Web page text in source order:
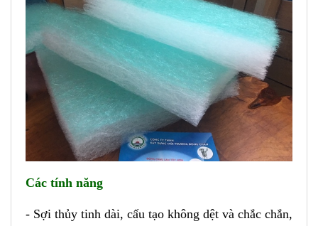
Các tính năng
- Sợi thủy tinh dài, cấu tạo không dệt và chắc chắn,